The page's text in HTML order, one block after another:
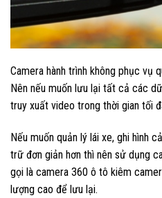
Camera hành trình không phục vụ
Nên nếu muốn lưu lại tất cả các
truy xuất video trong thời gian tối
Nếu muốn quản lý lái xe, ghi hình
trữ đơn giản hơn thì nên sử dụng
gọi là camera 360 ô tô kiêm
lượng cao để lưu lại.